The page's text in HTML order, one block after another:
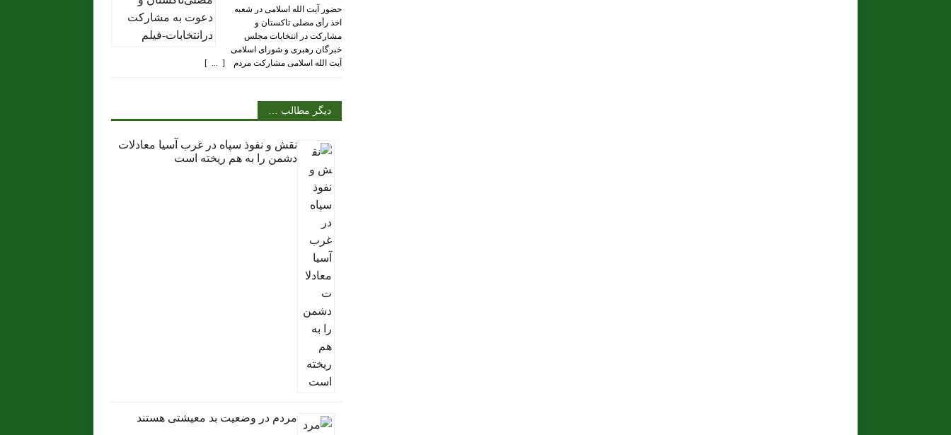
حضور آیت الله اسلامی در شعبه
اخذ رأی مصلی تاکستان و
مشارکت در انتخابات مجلس
خبرگان رهبری و شورای اسلامی
آیت الله اسلامی مشارکت مردم [ ... ]
دیگر مطالب …
نقش و نفوذ سپاه در غرب آسیا معادلات
دشمن را به هم ریخته است
مردم در وضعیت بد معیشتی هستند